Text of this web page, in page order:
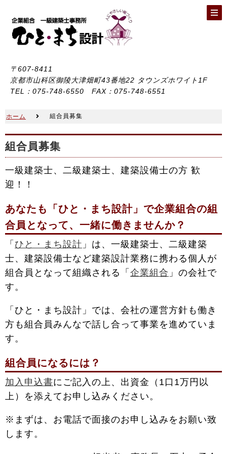
〒607-8411
京都市山科区御陵大津畑町43番地22 タウンズホワイト1F
TEL：075-748-6550 FAX：075-748-6551
ホーム 組合員募集
組合員募集
一級建築士、二級建築士、建築設備士の方 歓
迎！！
あなたも「ひと・まち設計」で企業組合の組
合員となって、一緒に働きませんか？
「 ひと・まち設計 」は、一級建築士、二級建築
士、建築設備士など建築設計業務に携わる個人が
組合員となって組織される「 企業組合 」の会社で
す。
「ひと・まち設計」では、会社の運営方針も働き
方も組合員みんなで話し合って事業を進めていま
す。
組合員になるには？
加入申込書にご記入の上、出資金（1口1万円以
上）を添えてお申し込みください。
※まずは、お電話で面接のお申し込みをお願い致
します。